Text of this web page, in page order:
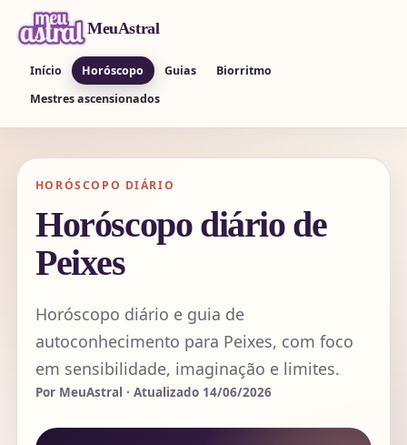
MeuAstral
Início Horóscopo Guias
Biorritmo
Mestres ascensionados
HORÓSCOPO DIÁRIO
Horóscopo diário de
Peixes
Horóscopo diário e guia de
autoconhecimento para Peixes, com foco
em sensibilidade, imaginação e limites.
Por MeuAstral · Atualizado 14/06/2026